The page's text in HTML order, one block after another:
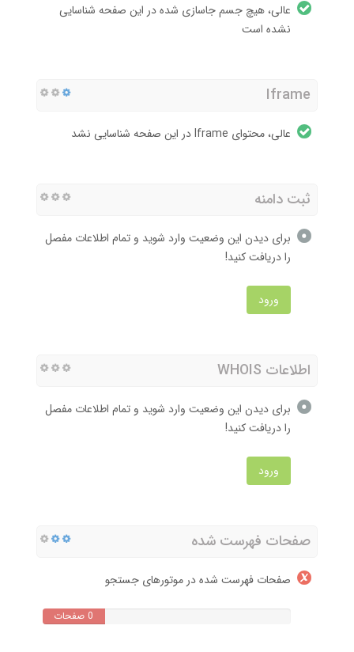
عالی، هیچ جسم جاسازی شده در این صفحه شناسایی
نشده است
Iframe
عالی، محتوای Iframe در این صفحه شناسایی نشد
ثبت دامنه
برای دیدن این وضعیت وارد شوید و تمام اطلاعات مفصل
را دریافت کنید!
ورود
اطلاعات WHOIS
برای دیدن این وضعیت وارد شوید و تمام اطلاعات مفصل
را دریافت کنید!
ورود
صفحات فهرست شده
صفحات فهرست شده در موتورهای جستجو
0 صفحات